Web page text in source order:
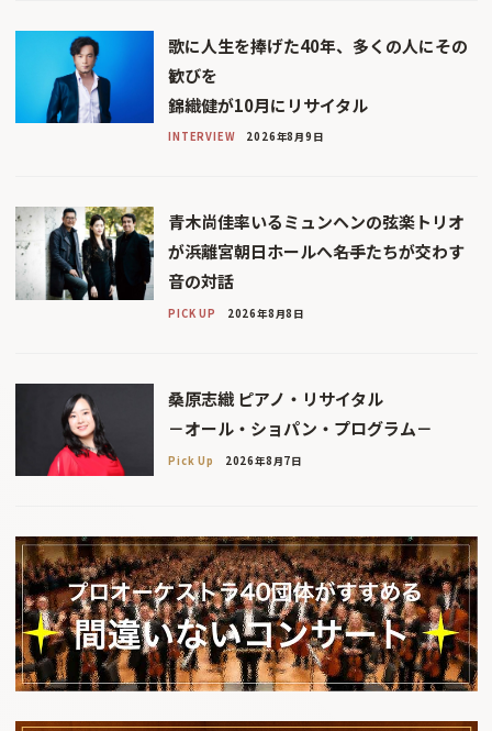
歌に人生を捧げた40年、多くの人にその
歓びを
錦織健が10月にリサイタル
INTERVIEW 2026年8月9日
青木尚佳率いるミュンヘンの弦楽トリオ
が浜離宮朝日ホールへ――名手たちが交わす
音の対話
PICK UP 2026年8月8日
桑原志織 ピアノ・リサイタル
－オール・ショパン・プログラム－
Pick Up 2026年8月7日